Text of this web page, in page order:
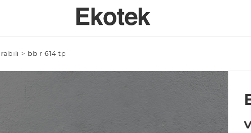
BAGNO
LAVABI PROFESSIONALI INTEGRABILI
TAVOLI
ACCESSORI DI
> bb r 614 tp
Email *